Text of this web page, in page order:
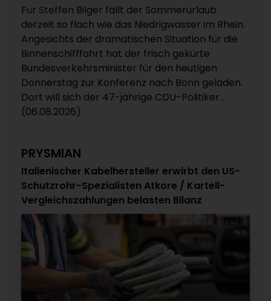
Für Steffen Bilger fällt der Sommerurlaub
derzeit so flach wie das Niedrigwasser im Rhein.
Angesichts der dramatischen Situation für die
Binnenschifffahrt hat der frisch gekürte
Bundesverkehrsminister für den heutigen
Donnerstag zur Konferenz nach Bonn geladen.
Dort will sich der 47-jährige CDU-Politiker...
(06.08.2026)
PRYSMIAN
Italienischer Kabelhersteller erwirbt den US-
Schutzrohr-Spezialisten Atkore / Kartell-
Vergleichszahlungen belasten Bilanz